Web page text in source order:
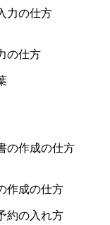
の仕方
作成の仕方